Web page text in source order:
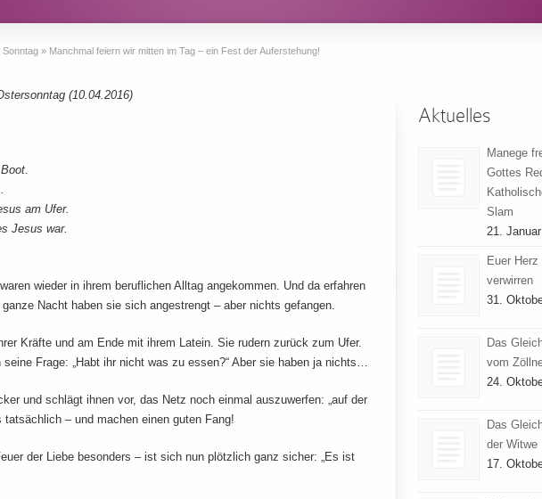
Sonntag » Manchmal feiern wir mitten im Tag – ein Fest der Auferstehung!
(10.04.2016)
am Ufer.
Jesus war.
wieder in ihrem beruflichen Alltag angekommen. Und da erfahren
Nacht haben sie sich angestrengt – aber nichts gefangen.
Kräfte und am Ende mit ihrem Latein. Sie rudern zurück zum Ufer.
seine Frage: „Habt ihr nicht was zu essen?“ Aber sie haben ja nichts…
und schlägt ihnen vor, das Netz noch einmal auszuwerfen: „auf der
– und machen einen guten Fang!
der Liebe besonders – ist sich nun plötzlich ganz sicher: „Es ist
Aktuelles
Manege
Gottes
Slam
21.
Euer
verwirren
31.
Das
vom
24.
Das
der Witwe
17.